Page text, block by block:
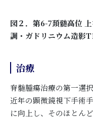
図２．第6-7頚髄高位
調・ガドリニウム造影
治療
脊髄腫瘍治療の第一選
近年の顕微鏡視下手術
に向上し、そのほとん